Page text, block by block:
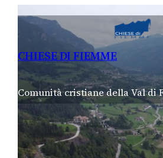
CHIESE DI FIEMME
Comunità cristiane della Val di